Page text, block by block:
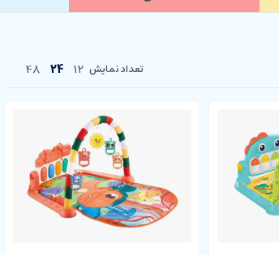
تعداد نمایش 12
24
48